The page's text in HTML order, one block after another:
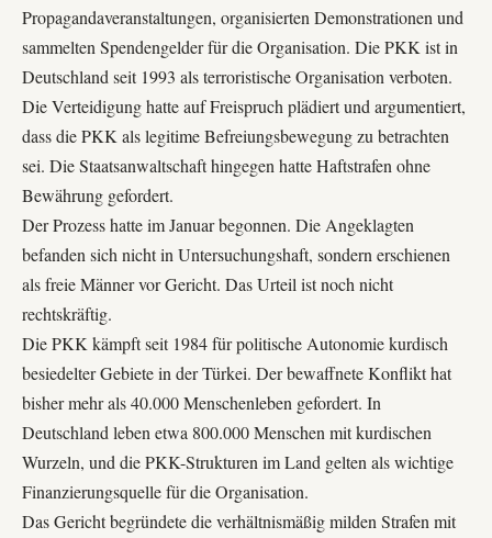
Propagandaveranstaltungen, organisierten Demonstrationen und
sammelten Spendengelder für die Organisation. Die PKK ist in
Deutschland seit 1993 als terroristische Organisation verboten.
Die Verteidigung hatte auf Freispruch plädiert und argumentiert,
dass die PKK als legitime Befreiungsbewegung zu betrachten
sei. Die Staatsanwaltschaft hingegen hatte Haftstrafen ohne
Bewährung gefordert.
Der Prozess hatte im Januar begonnen. Die Angeklagten
befanden sich nicht in Untersuchungshaft, sondern erschienen
als freie Männer vor Gericht. Das Urteil ist noch nicht
rechtskräftig.
Die PKK kämpft seit 1984 für politische Autonomie kurdisch
besiedelter Gebiete in der Türkei. Der bewaffnete Konflikt hat
bisher mehr als 40.000 Menschenleben gefordert. In
Deutschland leben etwa 800.000 Menschen mit kurdischen
Wurzeln, und die PKK-Strukturen im Land gelten als wichtige
Finanzierungsquelle für die Organisation.
Das Gericht begründete die verhältnismäßig milden Strafen mit